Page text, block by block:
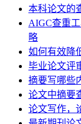
本科论文的
AIGC查重
略
如何有效降
毕业论文评
摘要写哪些
论文中摘要
论文写作，